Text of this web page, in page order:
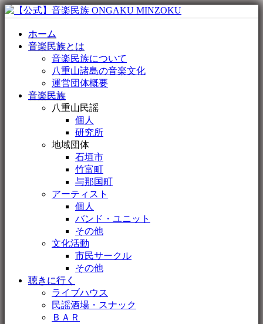
ホーム
音楽民族とは
音楽民族について
八重山諸島の音楽文化
運営団体概要
音楽民族
八重山民謡
個人
研究所
地域団体
石垣市
竹富町
与那国町
アーティスト
個人
バンド・ユニット
その他
文化活動
市民サークル
その他
聴きに行く
ライブハウス
民謡酒場・スナック
ＢＡＲ